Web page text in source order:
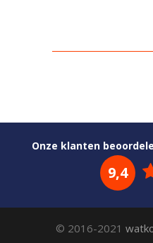
Onze klanten
9,4
© 2016-2021